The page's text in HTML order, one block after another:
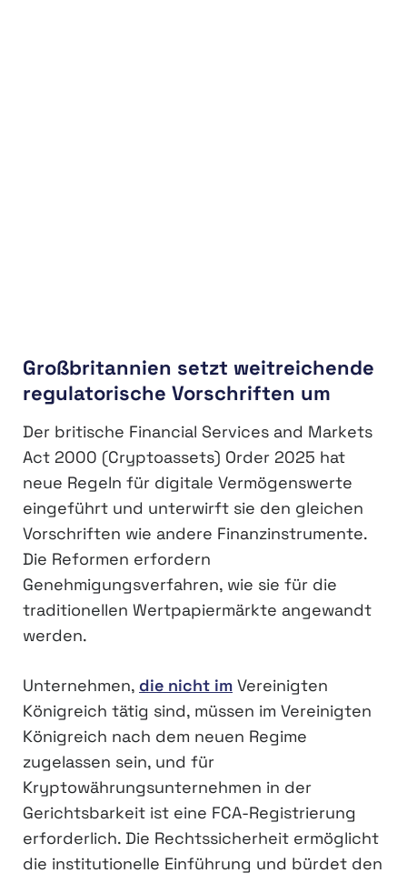
Großbritannien setzt weitreichende
regulatorische Vorschriften um
Der britische Financial Services and Markets
Act 2000 (Cryptoassets) Order 2025 hat
neue Regeln für digitale Vermögenswerte
eingeführt und unterwirft sie den gleichen
Vorschriften wie andere Finanzinstrumente.
Die Reformen erfordern
Genehmigungsverfahren, wie sie für die
traditionellen Wertpapiermärkte angewandt
werden.
Unternehmen, die nicht im Vereinigten
Königreich tätig sind, müssen im Vereinigten
Königreich nach dem neuen Regime
zugelassen sein, und für
Kryptowährungsunternehmen in der
Gerichtsbarkeit ist eine FCA-Registrierung
erforderlich. Die Rechtssicherheit ermöglicht
die institutionelle Einführung und bürdet den